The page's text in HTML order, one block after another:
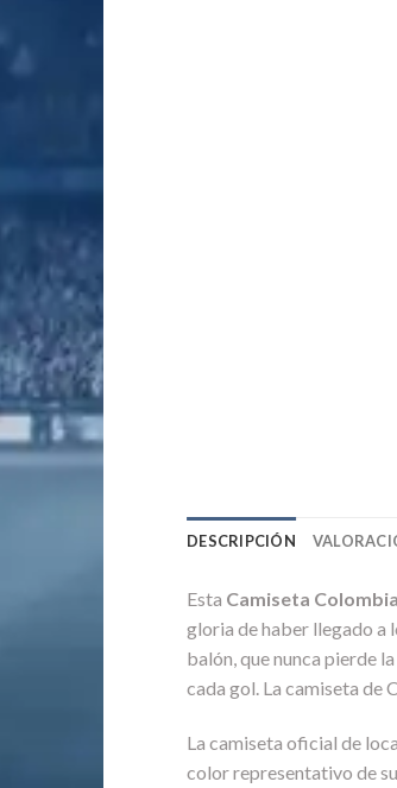
DESCRIPCIÓN
Esta Camiseta
gloria de haber llegado a
balón, que nunca pierde
cada gol. La camiseta de
La camiseta oficial de
color representativo de